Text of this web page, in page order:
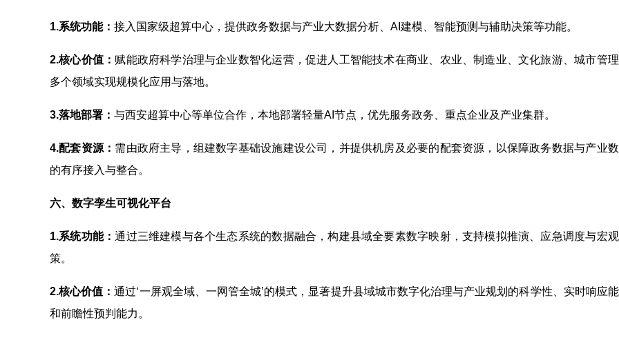
1.系统功能： 接入国家级超算中心，提供政务数据与产业大数据分析、AI建模、智能预测与辅助决策等功能。
2.核心价值： 赋能政府科学治理与企业数智化运营，促进人工智能技术在商业、农业、制造业、文化旅游、城市管
多个领域实现规模化应用与落地。
3.落地部署： 与西安超算中心等单位合作，本地部署轻量AI节点，优先服务政务、重点企业及产业集群。
4.配套资源： 需由政府主导，组建数字基础设施建设公司，并提供机房及必要的配套资源，以保障政务数据与产业
的有序接入与整合。
六、数字孪生可视化平台
1.系统功能：通过三维建模与各个生态系统的数据融合，构建县域全要素数字映射，支持模拟推演、应急调度与宏
策。
2.核心价值：通过‘一屏观全域、一网管全城’的模式，显著提升县域城市数字化治理与产业规划的科学性、实时响应
和前瞻性预判能力。